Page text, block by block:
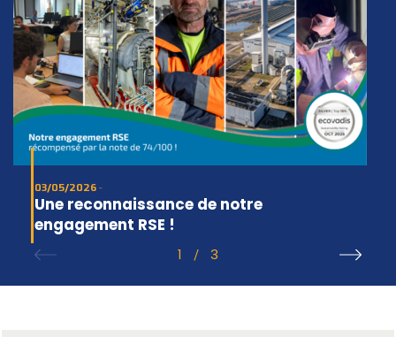
03/05/2026
Une reconnaissance de notre
engagement RSE !
1 / 3